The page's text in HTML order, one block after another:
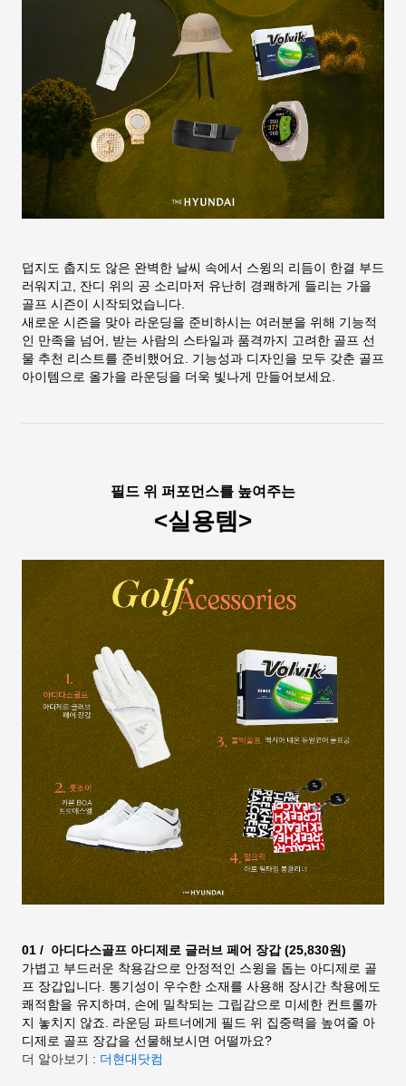
덥지도 춥지도 않은 완벽한 날씨 속에서 스윙의 리듬이 한결 부드
러워지고, 잔디 위의 공 소리마저 유난히 경쾌하게 들리는 가을
골프 시즌이 시작되었습니다.
새로운 시즌을 맞아 라운딩을 준비하시는 여러분을 위해 기능적
인 만족을 넘어, 받는 사람의 스타일과 품격까지 고려한 골프 선
물 추천 리스트를 준비했어요. 기능성과 디자인을 모두 갖춘 골프
아이템으로 올가을 라운딩을 더욱 빛나게 만들어보세요.
필드 위 퍼포먼스를 높여주는
<실용템>
01 / 아디다스골프 아디제로 글러브 페어 장갑 (25,830원)
가볍고 부드러운 착용감으로 안정적인 스윙을 돕는 아디제로 골
프 장갑입니다. 통기성이 우수한 소재를 사용해 장시간 착용에도
쾌적함을 유지하며, 손에 밀착되는 그립감으로 미세한 컨트롤까
지 놓치지 않죠. 라운딩 파트너에게 필드 위 집중력을 높여줄 아
디제로 골프 장갑을 선물해보시면 어떨까요?
더 알아보기 : 더현대닷컴